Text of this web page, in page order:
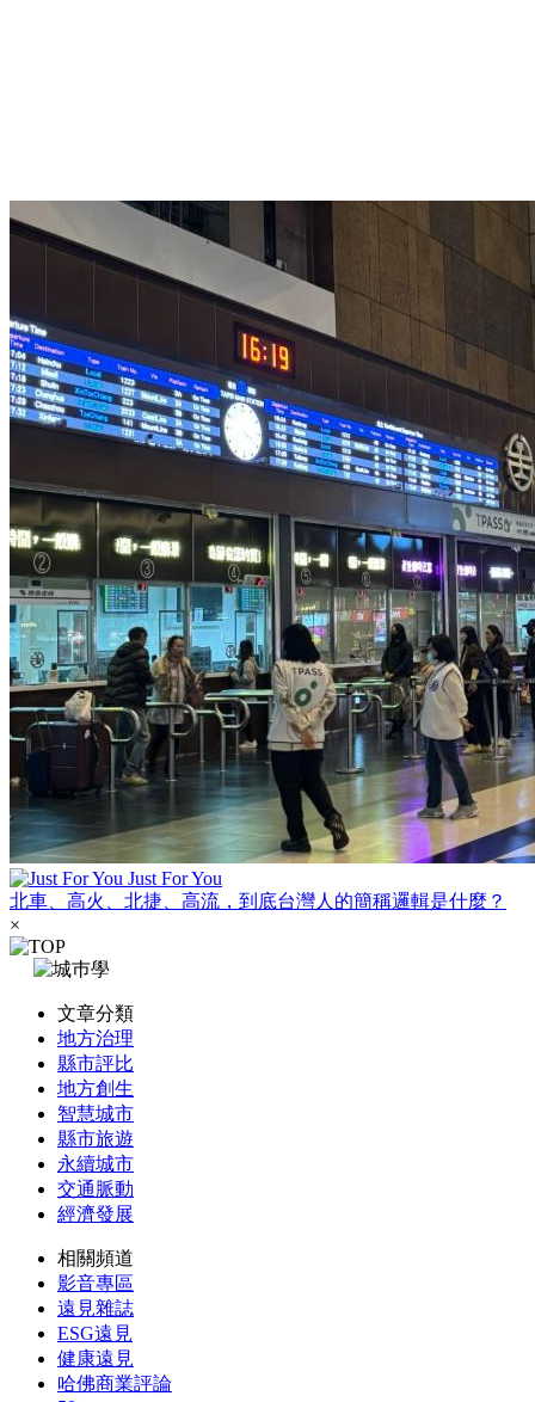
Just For You
北車、高火、北捷、高流，到底台灣人的簡稱邏輯是什麼？
×
文章分類
地方治理
縣市評比
地方創生
智慧城市
縣市旅遊
永續城市
交通脈動
經濟發展
相關頻道
影音專區
遠見雜誌
ESG遠見
健康遠見
哈佛商業評論